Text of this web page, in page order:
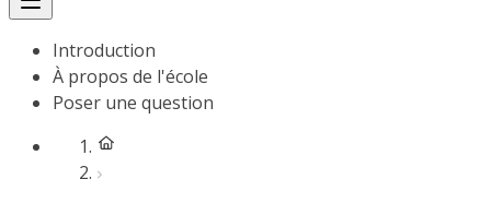
Introduction
À propos de l'école
Poser une question